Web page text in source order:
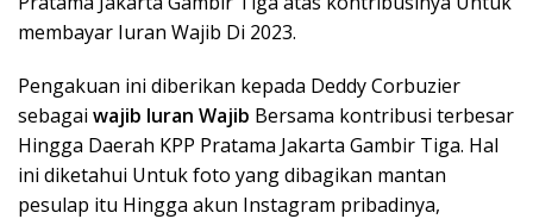
membayar Iuran Wajib Di 2023.
Pengakuan ini diberikan kepada Deddy Corbuzier
sebagai wajib Iuran Wajib Bersama kontribusi terbesar
Hingga Daerah KPP Pratama Jakarta Gambir Tiga. Hal
ini diketahui Untuk foto yang dibagikan mantan
pesulap itu Hingga akun Instagram pribadinya,